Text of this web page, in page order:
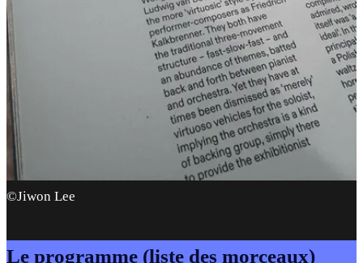
©Jiwon Lee
Le programme (liste des morceaux)